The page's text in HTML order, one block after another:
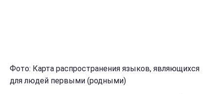
Фото: Карта распространения языков, являющихся
для людей первыми (родными)